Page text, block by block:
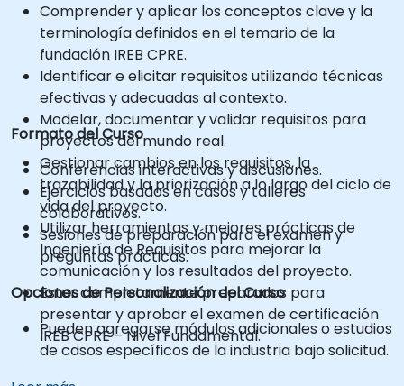
Comprender y aplicar los conceptos clave y la
terminología definidos en el temario de la
fundación IREB CPRE.
Identificar e elicitar requisitos utilizando técnicas
efectivas y adecuadas al contexto.
Modelar, documentar y validar requisitos para
proyectos del mundo real.
Gestionar cambios en los requisitos, la
trazabilidad y la priorización a lo largo del ciclo de
vida del proyecto.
Utilizar herramientas y mejores prácticas de
Ingeniería de Requisitos para mejorar la
comunicación y los resultados del proyecto.
Estar completamente preparados para
presentar y aprobar el examen de certificación
IREB CPRE – Nivel Fundamental.
Formato del Curso
Conferencias interactivas y discusiones.
Ejercicios basados en casos y talleres
colaborativos.
Sesiones de preparación para el examen y
preguntas prácticas.
Opciones de Personalización del Curso
Pueden agregarse módulos adicionales o estudios
de casos específicos de la industria bajo solicitud.